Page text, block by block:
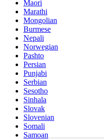
Maori
Marathi
Mongolian
Burmese
Nepali
Norwegian
Pashto
Persian
Punjabi
Serbian
Sesotho
Sinhala
Slovak
Slovenian
Somali
Samoan